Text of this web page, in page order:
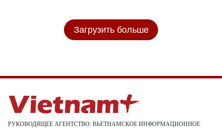
Загрузить больше
РУКОВОДЯЩЕЕ АГЕНТСТВО: ВЬЕТНАМСКОЕ ИНФОРМАЦИОННОЕ